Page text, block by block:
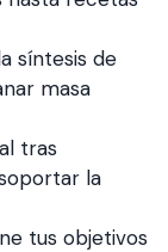
síntesis de
masa
tras
la
tus objetivos